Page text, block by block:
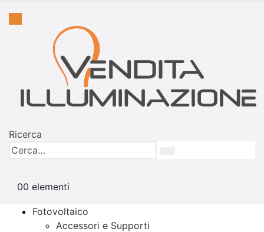
Ricerca
00 elementi
Fotovoltaico
Accessori e Supporti